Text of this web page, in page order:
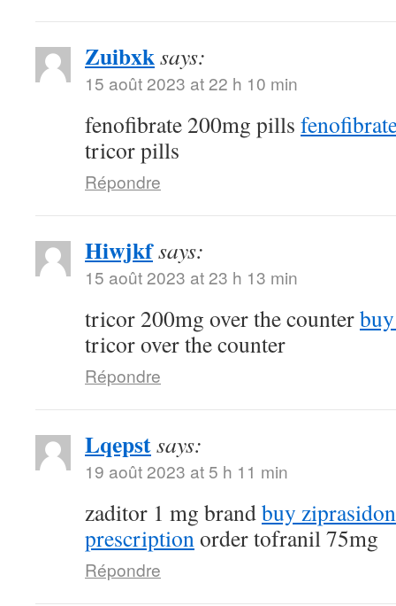
Zuibxksays:
15 août 2023 at 22 h 10 min
fenofibrate 200mg pills
tricor pills
Répondre
Hiwjkfsays:
15 août 2023 at 23 h 13 min
tricor 200mg over the counter
tricor over the counter
Répondre
Lqepstsays:
19 août 2023 at 5 h 11 min
zaditor 1 mg brandbuy
prescription order tofranil 75mg
Répondre